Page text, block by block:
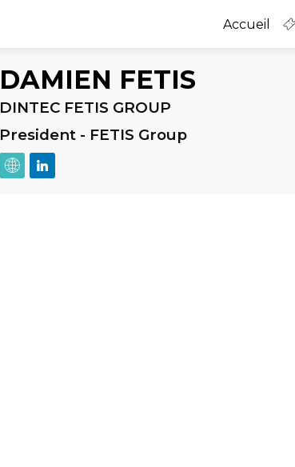
Accueil
DAMIEN FETIS
DINTEC FETIS GROUP
President - FETIS Group